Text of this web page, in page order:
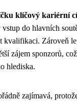
klíčový kariérní
do hlavních
kvalifikaci. Zároveň
zájem sponzorů,
hlediska.
zajímavá,